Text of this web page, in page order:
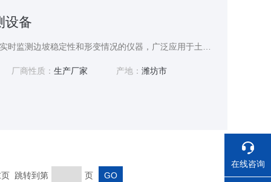
设备
厂商性质： 生产厂家 产地：潍坊市
跳转到第 页
在线咨询